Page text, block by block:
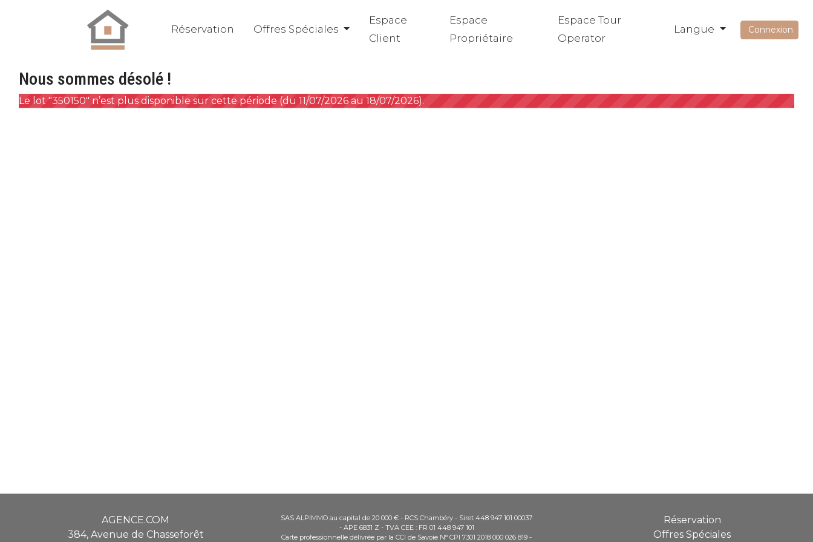
Réservation Offres Spéciales
Espace
Client
Espace
Propriétaire
Espace Tour
Operator
Langue Connexion
Nous sommes désolé !
Le lot "350150" n’est plus disponible sur cette période (du 11/07/2026 au 18/07/2026).
AGENCE.COM
384, Avenue de Chasseforêt
SAS ALPIMMO au capital de 20 000 € - RCS Chambéry - Siret 448 947 101 00037
- APE 6831 Z - TVA CEE : FR 01 448 947 101
Carte professionnelle délivrée par la CCI de Savoie N° CPI 7301 2018 000 026 819 -
Réservation
Offres Spéciales